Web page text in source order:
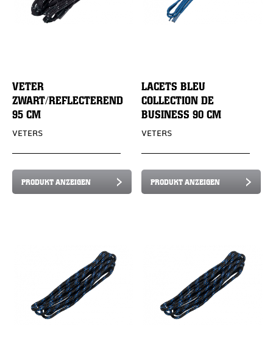
VETER
ZWART/REFLECTEREND
95 CM
VETERS
PRODUKT ANZEIGEN
LACETS BLEU
COLLECTION DE
BUSINESS 90 CM
VETERS
PRODUKT ANZEIGEN